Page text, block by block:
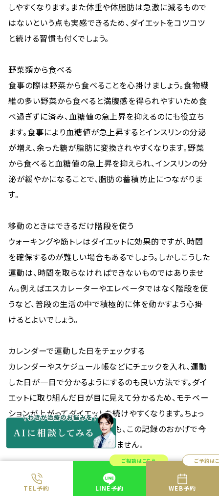
TEL予約
ご相談はこちら
LINE予約
ご予約は
WEB予約
しやすくなります。また体重や体脂肪は急激に減るもので
はないという点も実感できるため、ダイエットをコツコツ
と続ける習慣も付くでしょう。
野菜類から食べる
食事の際は野菜から食べることを心掛けましょう。食物繊
維の多い野菜から食べると満腹感を得られやすいため食
べ過ぎずに済み、血糖値の急上昇を抑えるのにも役立ち
ます。食事により血糖値が急上昇するとインスリンの分泌
が増え、余った糖が脂肪に変換されやすくなります。野菜
から食べると血糖値の急上昇を抑えられ、インスリンの分
泌が緩やかになることで、脂肪の蓄積防止につながりま
す。
移動のときはできるだけ階段を使う
ウォーキングや筋トレはダイエットに効果的ですが、時間
を確保するのが難しい場合もあるでしょう。しかしこうした
運動は、時間を取らなければできないものではありませ
ん。例えばエスカレーターやエレベータではなく階段を使
うなど、普段の生活の中で積極的に体を動かすよう心掛
けるとよいでしょう。
カレンダーで運動した日をチェックする
カレンダーやスケジュール帳などにチェックを入れ、運動
した日が一目で分かるようにするのも良い方法です。ダイ
エットに取り組んだ日が目に見えて分かるため、モチベー
ションが上がってダイエットを続けやすくなります。ちょっ
とサボりたいと思う日があっても、この記録のおかげで今
日も頑張ろうと思えるかもしれません。